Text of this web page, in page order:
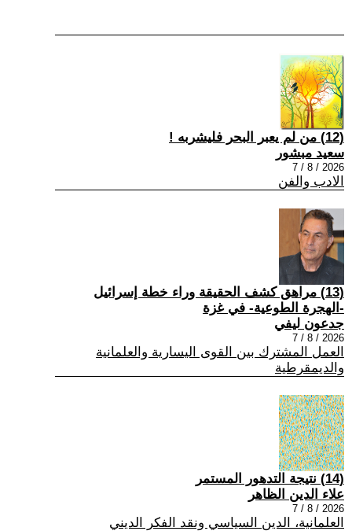
(12) من لم يعبر البحر فليشربه !
سعيد مبشور
2026 / 8 / 7
الادب والفن
(13) مراهق كشف الحقيقة وراء خطة إسرائيل
-الهجرة الطوعية- في غزة
جدعون ليفي
2026 / 8 / 7
العمل المشترك بين القوى اليسارية والعلمانية
والديمقرطية
(14) نتيجة التدهور المستمر
علاء الدين الظاهر
2026 / 8 / 7
العلمانية، الدين السياسي ونقد الفكر الديني